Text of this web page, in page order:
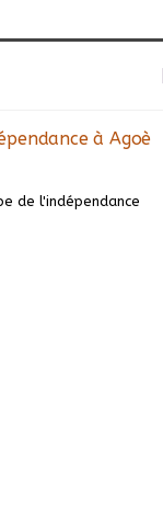
à Agoè
de l'indépendance